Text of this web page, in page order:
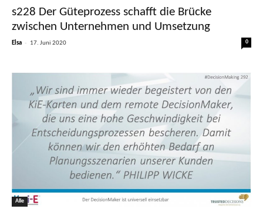
s228 Der Güteprozess schafft die Brücke
zwischen Unternehmen und Umsetzung
Elsa - 17. Juni 2020 0
Alle